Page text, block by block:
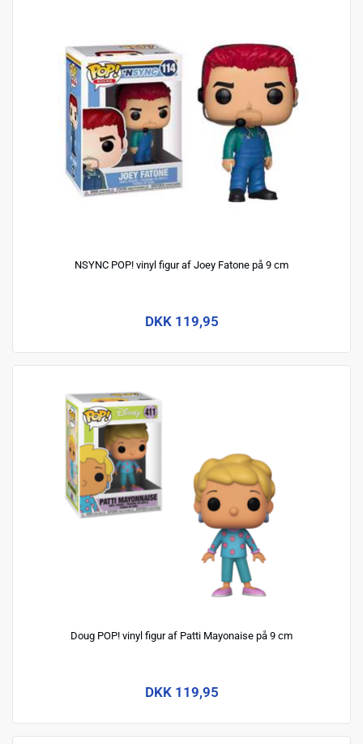
NSYNC POP! vinyl figur af Joey Fatone på 9 cm
DKK 119,95
Doug POP! vinyl figur af Patti Mayonaise på 9 cm
DKK 119,95